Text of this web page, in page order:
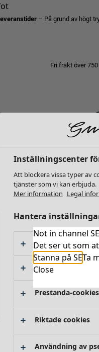
– På grund av högt
Fri frakt över
Not in channel
Det ser ut som
Stanna på SETa
Close
Inställningscenter
Att blockera vissa typer av
tjänster som vi kan erbjuda.
Mer information Legal
Hantera
Absolut
Funktionella
Prestanda-cookies
Riktade cookies
Användning av